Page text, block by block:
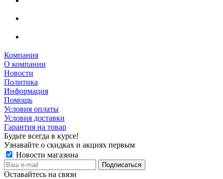
Компания
О компании
Новости
Политика
Информация
Помощь
Условия оплаты
Условия доставки
Гарантия на товар
Будьте всегда в курсе!
Узнавайте о скидках и акциях первым
Новости магазина
Оставайтесь на связи